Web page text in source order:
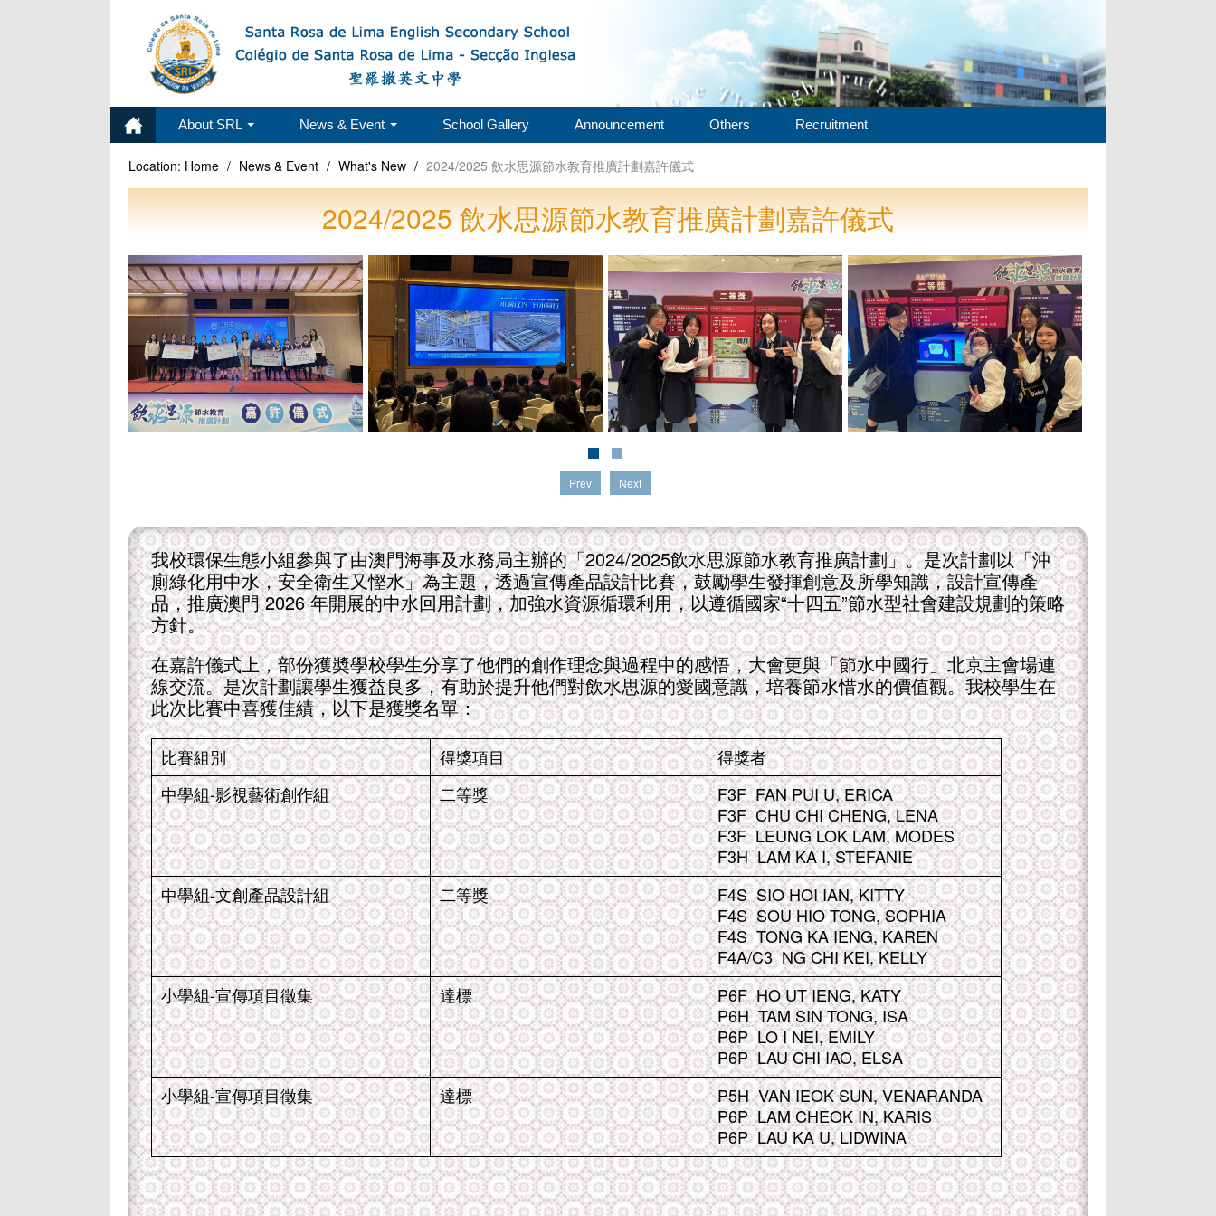
About SRL News & Event School Gallery Announcement Others Recruitment
Location: Home / News & Event / What's New / 2024/2025 飲水思源節水教育推廣計劃嘉許儀式
2024/2025 飲水思源節水教育推廣計劃嘉許儀式
Prev Next
我校環保生態小組參與了由澳門海事及水務局主辦的「2024/2025飲水思源節水教育推廣計劃」。是次計劃以「沖
廁綠化用中水，安全衛生又慳水」為主題，透過宣傳產品設計比賽，鼓勵學生發揮創意及所學知識，設計宣傳產
品，推廣澳門 2026 年開展的中水回用計劃，加強水資源循環利用，以遵循國家“十四五”節水型社會建設規劃的策略
方針。
在嘉許儀式上，部份獲奬學校學生分享了他們的創作理念與過程中的感悟，大會更與「節水中國行」北京主會場連
線交流。是次計劃讓學生獲益良多，有助於提升他們對飲水思源的愛國意識，培養節水惜水的價值觀。我校學生在
此次比賽中喜獲佳績，以下是獲獎名單：
比賽組別 得獎項目
得獎者
中學組-影視藝術創作組
二等獎
F3F FAN PUI U, ERICA
F3F CHU CHI CHENG, LENA
F3F LEUNG LOK LAM, MODES
F3H LAM KA I, STEFANIE
中學組-文創產品設計組
二等獎
F4S SIO HOI IAN, KITTY
F4S SOU HIO TONG, SOPHIA
F4S TONG KA IENG, KAREN
F4A/C3 NG CHI KEI, KELLY
小學組-宣傳項目徵集
達標
P6F HO UT IENG, KATY
P6H TAM SIN TONG, ISA
P6P LO I NEI, EMILY
P6P LAU CHI IAO, ELSA
小學組-宣傳項目徵集
達標
P5H VAN IEOK SUN, VENARANDA
P6P LAM CHEOK IN, KARIS
P6P LAU KA U, LIDWINA